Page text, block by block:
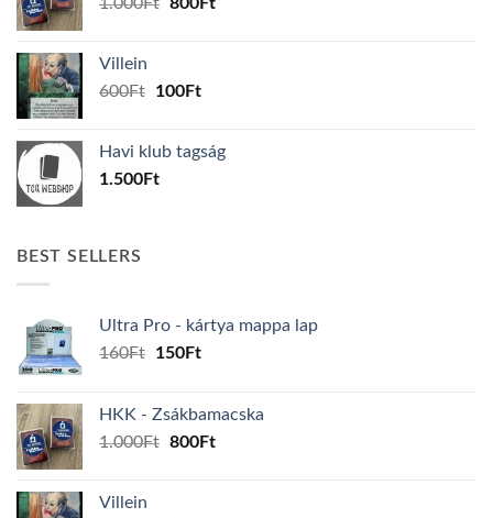
Villein
600Ft
Original
600Ft.
100FtCurrent
100Ft.
Havi klub tagság
1.500Ft
BEST SELLERS
Ultra Pro - kártya mappa lap
160Ft
Original
160Ft.
150FtCurrent
150Ft.
HKK - Zsákbamacska
1.000Ft Original
800FtCurrent
Villein